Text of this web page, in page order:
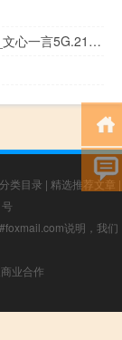
2024澳门资料大全正版资料_智能AI深度解析_文心一言5G.213.1.577
类目录 | 精选推荐文章 |
说明，我们
业合作